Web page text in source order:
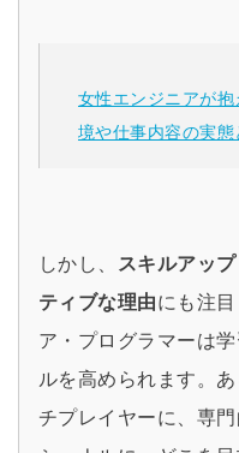
女性エンジニアが
境や仕事内容の実態
しかし、 スキルアッ
ティブな理由にも注
ア・プログラマーは
ルを高められます。
チプレイヤーに、専